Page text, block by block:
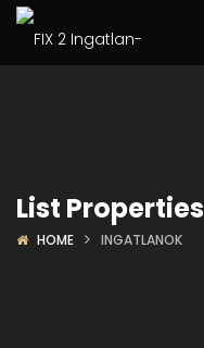
List Properties
HOME INGATLANOK